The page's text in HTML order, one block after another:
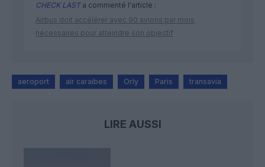
CHECK LASTa commenté l'article :
Airbus doit accélérer avec 90 avions par mois
nécessaires pour atteindre son objectif
aeroport air caraibes Orly Paris transavia
LIRE AUSSI